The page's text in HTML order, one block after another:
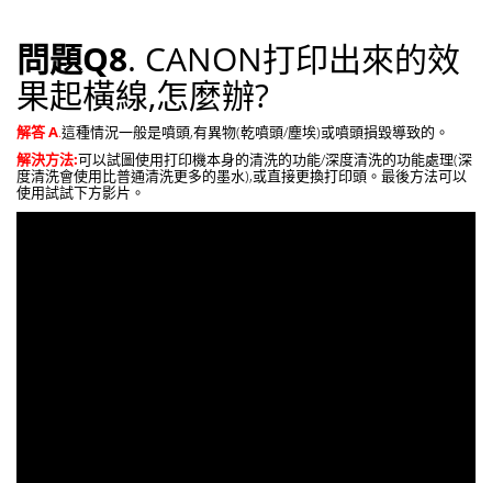
問題Q8. CANON打印出來的效
果起橫線,怎麼辦?
解答 A.這種情況一般是噴頭,有異物(乾噴頭/塵埃)或噴頭損毀導致的。
解決方法:可以試圖使用打印機本身的清洗的功能/深度清洗的功能處理(深
度清洗會使用比普通清洗更多的墨水),或直接更換打印頭。最後方法可以
使用試試下方影片。